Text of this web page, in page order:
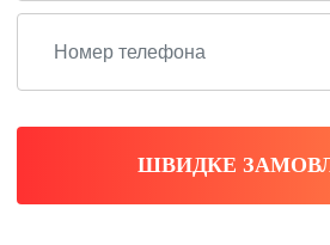
ШВИДКЕ